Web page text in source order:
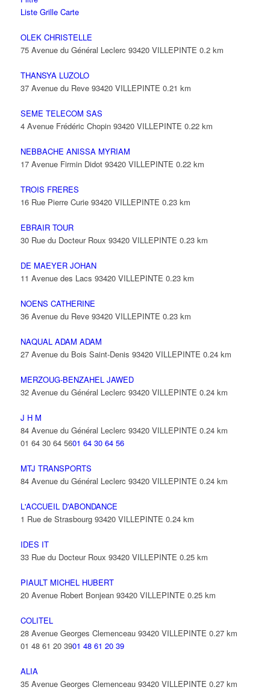
Liste Grille Carte
OLEK CHRISTELLE
75 Avenue du Général Leclerc 93420 VILLEPINTE 0.2 km
THANSYA LUZOLO
37 Avenue du Reve 93420 VILLEPINTE 0.21 km
SEME TELECOM SAS
4 Avenue Frédéric Chopin 93420 VILLEPINTE 0.22 km
NEBBACHE ANISSA MYRIAM
17 Avenue Firmin Didot 93420 VILLEPINTE 0.22 km
TROIS FRERES
16 Rue Pierre Curie 93420 VILLEPINTE 0.23 km
EBRAIR TOUR
30 Rue du Docteur Roux 93420 VILLEPINTE 0.23 km
DE MAEYER JOHAN
11 Avenue des Lacs 93420 VILLEPINTE 0.23 km
NOENS CATHERINE
36 Avenue du Reve 93420 VILLEPINTE 0.23 km
NAQUAL ADAM ADAM
27 Avenue du Bois Saint-Denis 93420 VILLEPINTE 0.24 km
MERZOUG-BENZAHEL JAWED
32 Avenue du Général Leclerc 93420 VILLEPINTE 0.24 km
J H M
84 Avenue du Général Leclerc 93420 VILLEPINTE 0.24 km
01 64 30 64 5601 64 30 64 56
MTJ TRANSPORTS
84 Avenue du Général Leclerc 93420 VILLEPINTE 0.24 km
L'ACCUEIL D'ABONDANCE
1 Rue de Strasbourg 93420 VILLEPINTE 0.24 km
IDES IT
33 Rue du Docteur Roux 93420 VILLEPINTE 0.25 km
PIAULT MICHEL HUBERT
20 Avenue Robert Bonjean 93420 VILLEPINTE 0.25 km
COLITEL
28 Avenue Georges Clemenceau 93420 VILLEPINTE 0.27 km
01 48 61 20 3901 48 61 20 39
ALIA
35 Avenue Georges Clemenceau 93420 VILLEPINTE 0.27 km